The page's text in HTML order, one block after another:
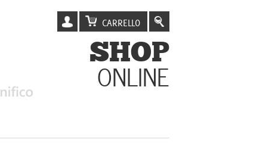
CARRELLO
SHOP
ONLINE